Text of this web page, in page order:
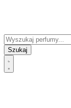
Szukaj